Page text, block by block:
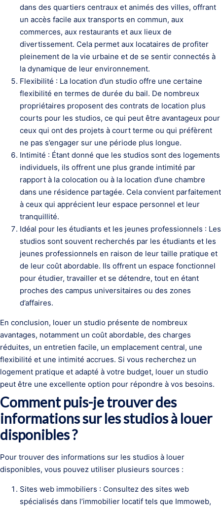
dans des quartiers centraux et animés des villes, offrant
un accès facile aux transports en commun, aux
commerces, aux restaurants et aux lieux de
divertissement. Cela permet aux locataires de profiter
pleinement de la vie urbaine et de se sentir connectés à
la dynamique de leur environnement.
Flexibilité : La location d’un studio offre une certaine
flexibilité en termes de durée du bail. De nombreux
propriétaires proposent des contrats de location plus
courts pour les studios, ce qui peut être avantageux pour
ceux qui ont des projets à court terme ou qui préfèrent
ne pas s’engager sur une période plus longue.
Intimité : Étant donné que les studios sont des logements
individuels, ils offrent une plus grande intimité par
rapport à la colocation ou à la location d’une chambre
dans une résidence partagée. Cela convient parfaitement
à ceux qui apprécient leur espace personnel et leur
tranquillité.
Idéal pour les étudiants et les jeunes professionnels : Les
studios sont souvent recherchés par les étudiants et les
jeunes professionnels en raison de leur taille pratique et
de leur coût abordable. Ils offrent un espace fonctionnel
pour étudier, travailler et se détendre, tout en étant
proches des campus universitaires ou des zones
d’affaires.
En conclusion, louer un studio présente de nombreux
avantages, notamment un coût abordable, des charges
réduites, un entretien facile, un emplacement central, une
flexibilité et une intimité accrues. Si vous recherchez un
logement pratique et adapté à votre budget, louer un studio
peut être une excellente option pour répondre à vos besoins.
Comment puis-je trouver des
informations sur les studios à louer
disponibles ?
Pour trouver des informations sur les studios à louer
disponibles, vous pouvez utiliser plusieurs sources :
Sites web immobiliers : Consultez des sites web
spécialisés dans l’immobilier locatif tels que Immoweb,